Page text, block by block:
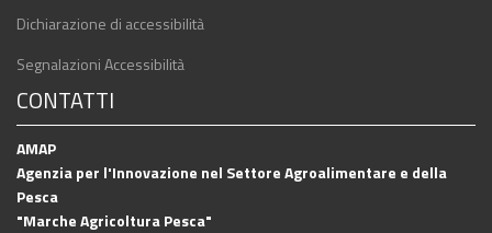
Dichiarazione di accessibilità
Segnalazioni Accessibilità
CONTATTI
AMAP
Agenzia per l'Innovazione nel Settore Agroalimentare e della
Pesca
"Marche Agricoltura Pesca"